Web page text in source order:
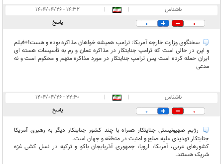
ناشناس |
|
۱۴:۳۲ - ۱۴۰۴/۰۴/۲۶
0
0 پاسخ
سخنگوی وزارت خارجه آمریکا: ترامپ همیشه خواهان مذاکره بوده و هست!+فیلم
و این در حالی است که ترامپ جنایتکار در مذاکره عمان و رم به تأسیسات هسته ای
ایران حمله کرده است پس ترامپ جنایتکار در مورد مذاکره متهم و محکوم است و نه
مدعی
ناشناس |
|
۲۲:۳۰ - ۱۴۰۴/۰۴/۲۶
0
0 پاسخ
رژیم صهیونیستی جنایتکار همراه با چند کشور جنایتکار دیگر به رهبری آمریکا
جنایتکار تهدیدی علیه صلح و امنیت در منطقه و جهان است.
کشورهای عربی، آمریکا، اروپا، جمهوری آذربایجان باکو و ترکیه در نسل کشی غزه
شریک هستند.